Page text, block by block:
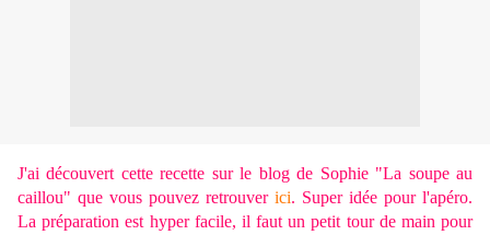
J'ai découvert cette recette sur le blog de Sophie "La soupe au
caillou" que vous pouvez retrouver ici. Super idée pour l'apéro.
La préparation est hyper facile, il faut un petit tour de main pour